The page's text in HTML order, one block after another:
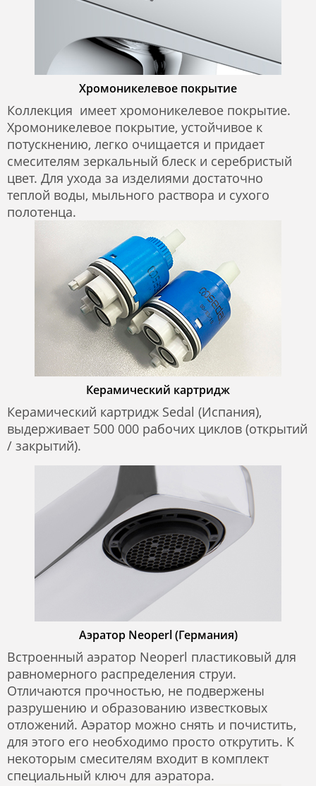
Хромоникелевое покрытие
Коллекция имеет хромоникелевое покрытие.
Хромоникелевое покрытие, устойчивое к
потускнению, легко очищается и придает
смесителям зеркальный блеск и серебристый
цвет. Для ухода за изделиями достаточно
теплой воды, мыльного раствора и сухого
полотенца.
Керамический картридж
Керамический картридж Sedal (Испания),
выдерживает 500 000 рабочих циклов (открытий
/ закрытий).
Аэратор Neoperl (Германия)
Встроенный аэратор Neoperl пластиковый для
равномерного распределения струи.
Отличаются прочностью, не подвержены
разрушению и образованию известковых
отложений. Аэратор можно снять и почистить,
для этого его необходимо просто открутить. К
некоторым смесителям входит в комплект
специальный ключ для аэратора.